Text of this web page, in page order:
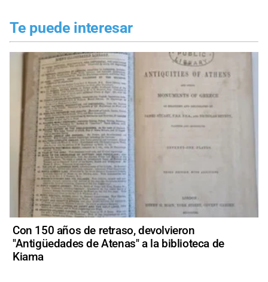
Te puede interesar
Con 150 años de retraso, devolvieron
"Antigüedades de Atenas" a la biblioteca de
Kiama